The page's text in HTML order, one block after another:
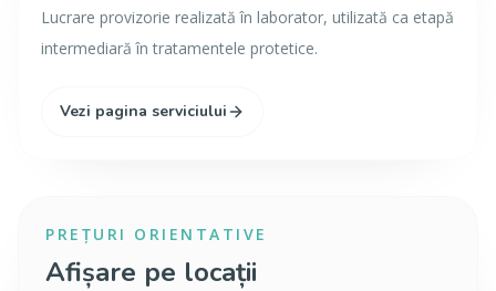
Lucrare provizorie realizată în laborator, utilizată ca etapă
intermediară în tratamentele protetice.
Vezi pagina serviciului
PREȚURI ORIENTATIVE
Afișare pe locații